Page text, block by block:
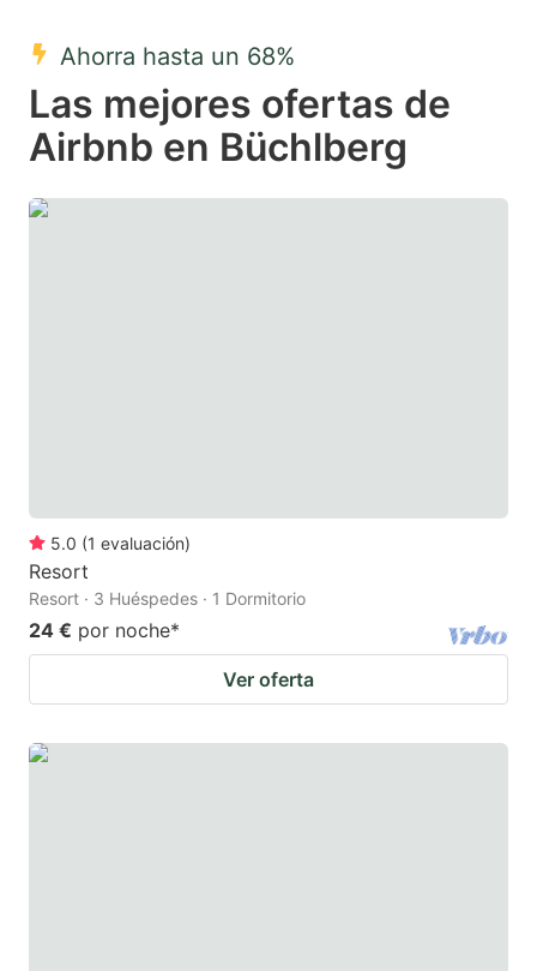
key
to
get
keyboard
to
get
the
keyboard
Ahorra hasta un 68%
Las mejores ofertas de
Airbnb en Büchlberg
5.0 (1 evaluación)
Resort
Resort · 3 Huéspedes · 1 Dormitorio
24 € por noche*
Ver oferta